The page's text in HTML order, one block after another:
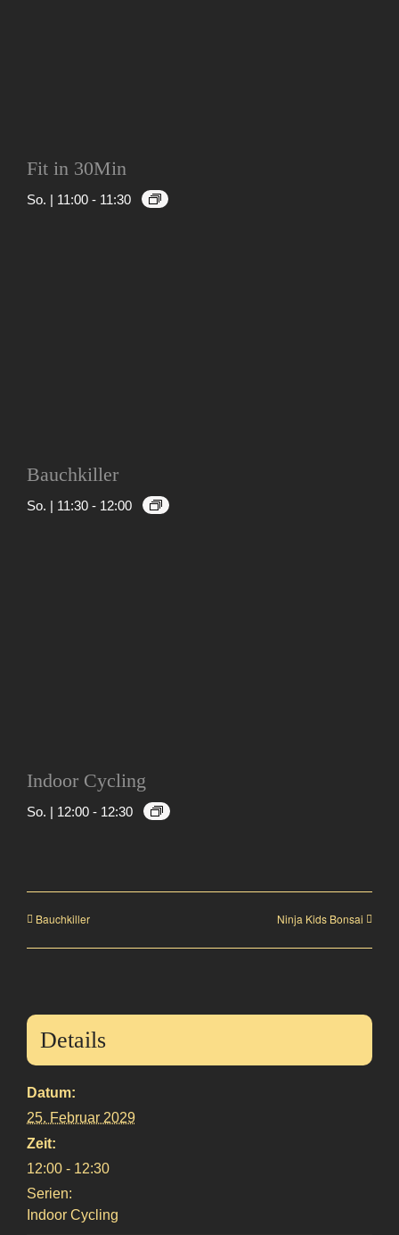
Fit in 30Min
So. | 11:00 - 11:30
Bauchkiller
So. | 11:30 - 12:00
Indoor Cycling
So. | 12:00 - 12:30
Bauchkiller Ninja Kids Bonsai
Details
Datum:
25. Februar 2029
Zeit:
12:00 - 12:30
Serien:
Indoor Cycling